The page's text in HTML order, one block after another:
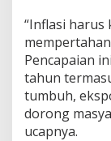
“Inflasi harus
Pencapaian
tahun
tumbuh,
dorong
ucapnya.